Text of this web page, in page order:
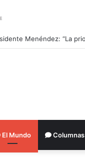
El Mundo Columnas